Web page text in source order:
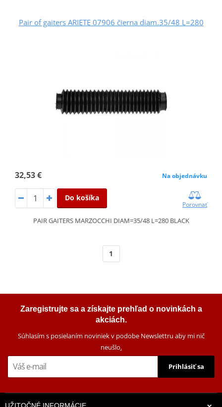
Pair of gaiters ARIETE 07906 čierna diam.35/48 L=280
32,53 € Na objednávku
Do košíka
Porovnať
PAIR GAITERS MARZOCCHI DIAM=35/48 L=280 BLACK
1
Zaregistrujte sa a získajte prehľad o novinkách a
akciách.
Súhlasím s posielaním noviniek v podobe Newslettru aby mi nič
neušlo.
Prihlásiť sa